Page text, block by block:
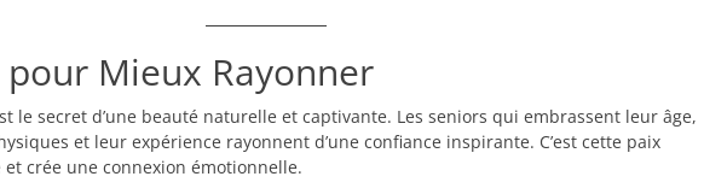
pour Mieux Rayonner
le secret d’une beauté naturelle et captivante. Les seniors qui embrassent leur âge,
et leur expérience rayonnent d’une confiance inspirante. C’est cette paix
crée une connexion émotionnelle.